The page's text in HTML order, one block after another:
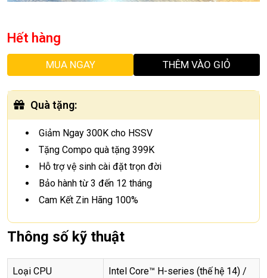
Hết hàng
MUA NGAY THÊM VÀO GIỎ
Quà tặng:
Giảm Ngay 300K cho HSSV
Tặng Compo quà tặng 399K
Hỗ trợ vệ sinh cài đặt trọn đời
Bảo hành từ 3 đến 12 tháng
Cam Kết Zin Hãng 100%
Thông số kỹ thuật
Loại CPU
Intel Core™ H-series (thế hệ 14) /